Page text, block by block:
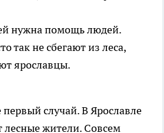
нужна помощь людей.
так не сбегают из леса,
ярославцы.
первый случай. В Ярославле
лесные жители. Совсем